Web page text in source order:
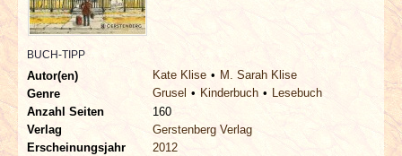
REDAKTION
LINKS
ARCHIV
BUCH-TIPP
Autor(en) Kate Klise
M. Sarah Klise
Genre
Grusel Kinderbuch
Lesebuch
Anzahl Seiten
160
Verlag
Gerstenberg Verlag
Erscheinungsjahr
2012